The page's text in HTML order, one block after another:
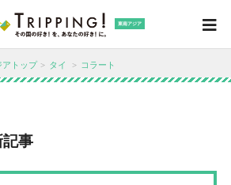
東南アジア
アトップ タイ コラート
記事